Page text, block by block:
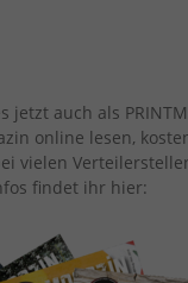
jetzt auch als
online lesen,
vielen
findet ihr hier: